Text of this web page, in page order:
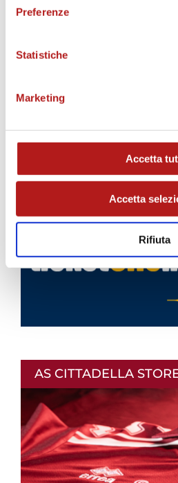
Preferenze
Statistiche
Marketing
Accetta
Accetta
Rifiuta
BIGLIETTI
AS CITTADELLA